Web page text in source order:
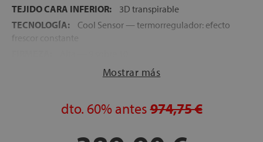
TEJIDO CARA INFERIOR:
3D transpirable
TECNOLOGÍA:
Cool Sensor — termorregulador: efecto
frescor constante
4 asas laterales
LECHOS INDEPENDIENTES: Sí — 700 muelles
Mostrar más
dto. 60% antes974,75 €